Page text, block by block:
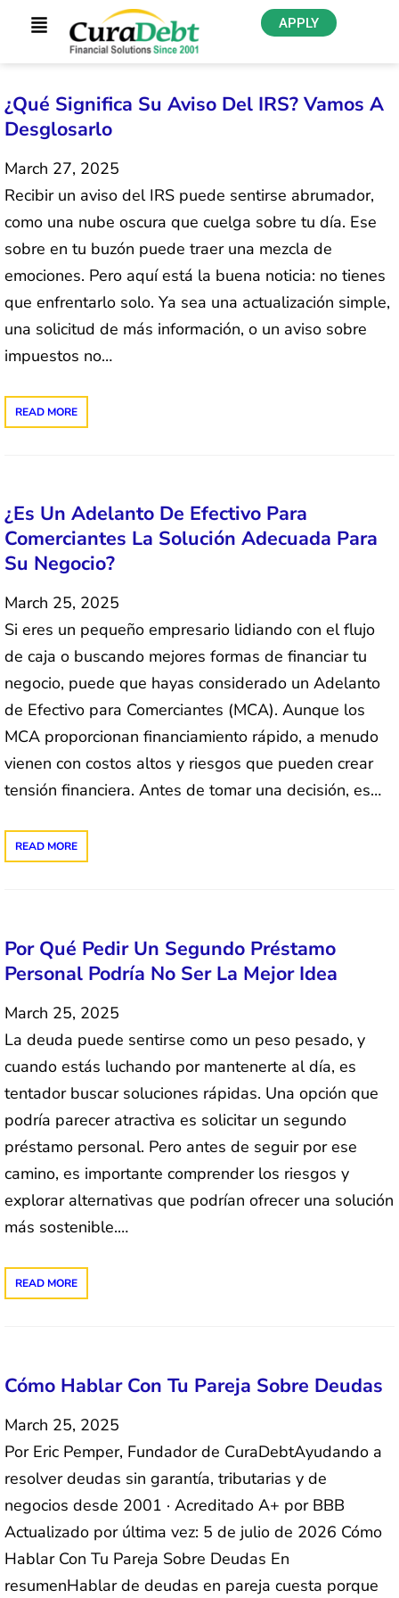
APPLY
¿Qué Significa Su Aviso Del IRS? Vamos A
Desglosarlo
March 27, 2025
Recibir un aviso del IRS puede sentirse abrumador,
como una nube oscura que cuelga sobre tu día. Ese
sobre en tu buzón puede traer una mezcla de
emociones. Pero aquí está la buena noticia: no tienes
que enfrentarlo solo. Ya sea una actualización simple,
una solicitud de más información, o un aviso sobre
impuestos no…
READ MORE
¿Es Un Adelanto De Efectivo Para
Comerciantes La Solución Adecuada Para
Su Negocio?
March 25, 2025
Si eres un pequeño empresario lidiando con el flujo
de caja o buscando mejores formas de financiar tu
negocio, puede que hayas considerado un Adelanto
de Efectivo para Comerciantes (MCA). Aunque los
MCA proporcionan financiamiento rápido, a menudo
vienen con costos altos y riesgos que pueden crear
tensión financiera. Antes de tomar una decisión, es…
READ MORE
Por Qué Pedir Un Segundo Préstamo
Personal Podría No Ser La Mejor Idea
March 25, 2025
La deuda puede sentirse como un peso pesado, y
cuando estás luchando por mantenerte al día, es
tentador buscar soluciones rápidas. Una opción que
podría parecer atractiva es solicitar un segundo
préstamo personal. Pero antes de seguir por ese
camino, es importante comprender los riesgos y
explorar alternativas que podrían ofrecer una solución
más sostenible.…
READ MORE
Cómo Hablar Con Tu Pareja Sobre Deudas
March 25, 2025
Por Eric Pemper, Fundador de CuraDebtAyudando a
resolver deudas sin garantía, tributarias y de
negocios desde 2001 · Acreditado A+ por BBB
Actualizado por última vez: 5 de julio de 2026 Cómo
Hablar Con Tu Pareja Sobre Deudas En
resumenHablar de deudas en pareja cuesta porque